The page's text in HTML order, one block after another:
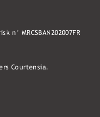
n° MRCSBAN202007FR
Courtensia.